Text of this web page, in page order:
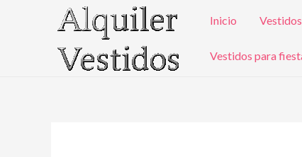
Inicio
Vestidos para